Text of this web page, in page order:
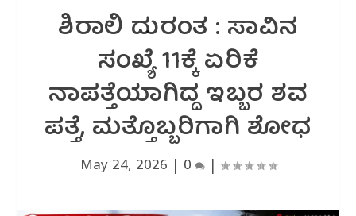
ಶಿರಾಲಿ ದುರಂತ : ಸಾವಿನ
ಸಂಖ್ಯೆ 11ಕ್ಕೆ ಏರಿಕೆ
ನಾಪತ್ತೆಯಾಗಿದ್ದ ಇಬ್ಬರ ಶವ
ಪತ್ತೆ, ಮತ್ತೊಬ್ಬರಿಗಾಗಿ ಶೋಧ
May 24, 2026 0 |